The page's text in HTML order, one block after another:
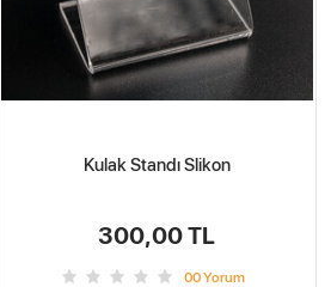
Kulak Standı Slikon
300,00 TL
00Yorum